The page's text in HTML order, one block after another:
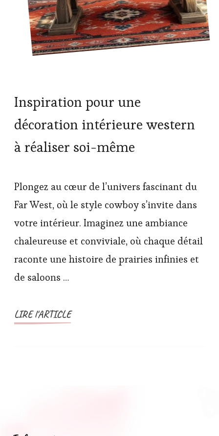
Inspiration pour une
décoration intérieure western
à réaliser soi-même
Plongez au cœur de l’univers fascinant du
Far West, où le style cowboy s’invite dans
votre intérieur. Imaginez une ambiance
chaleureuse et conviviale, où chaque détail
raconte une histoire de prairies infinies et
de saloons …
LIRE l'ARTICLE